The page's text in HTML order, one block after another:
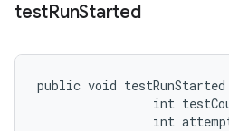
testRunStarted
public void testRunStarted
int
int